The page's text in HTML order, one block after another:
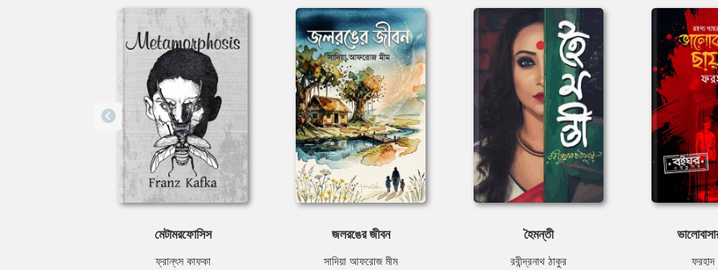
মেটামরফোসিস
ফ্রান্‌ৎস কাফকা
জলরঙের জীবন
সাদিয়া আফরোজ মীম
হৈমন্তী
রবীন্দ্রনাথ ঠাকুর